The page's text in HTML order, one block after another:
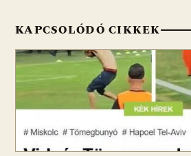
KAPCSOLÓDÓ CIKKEK